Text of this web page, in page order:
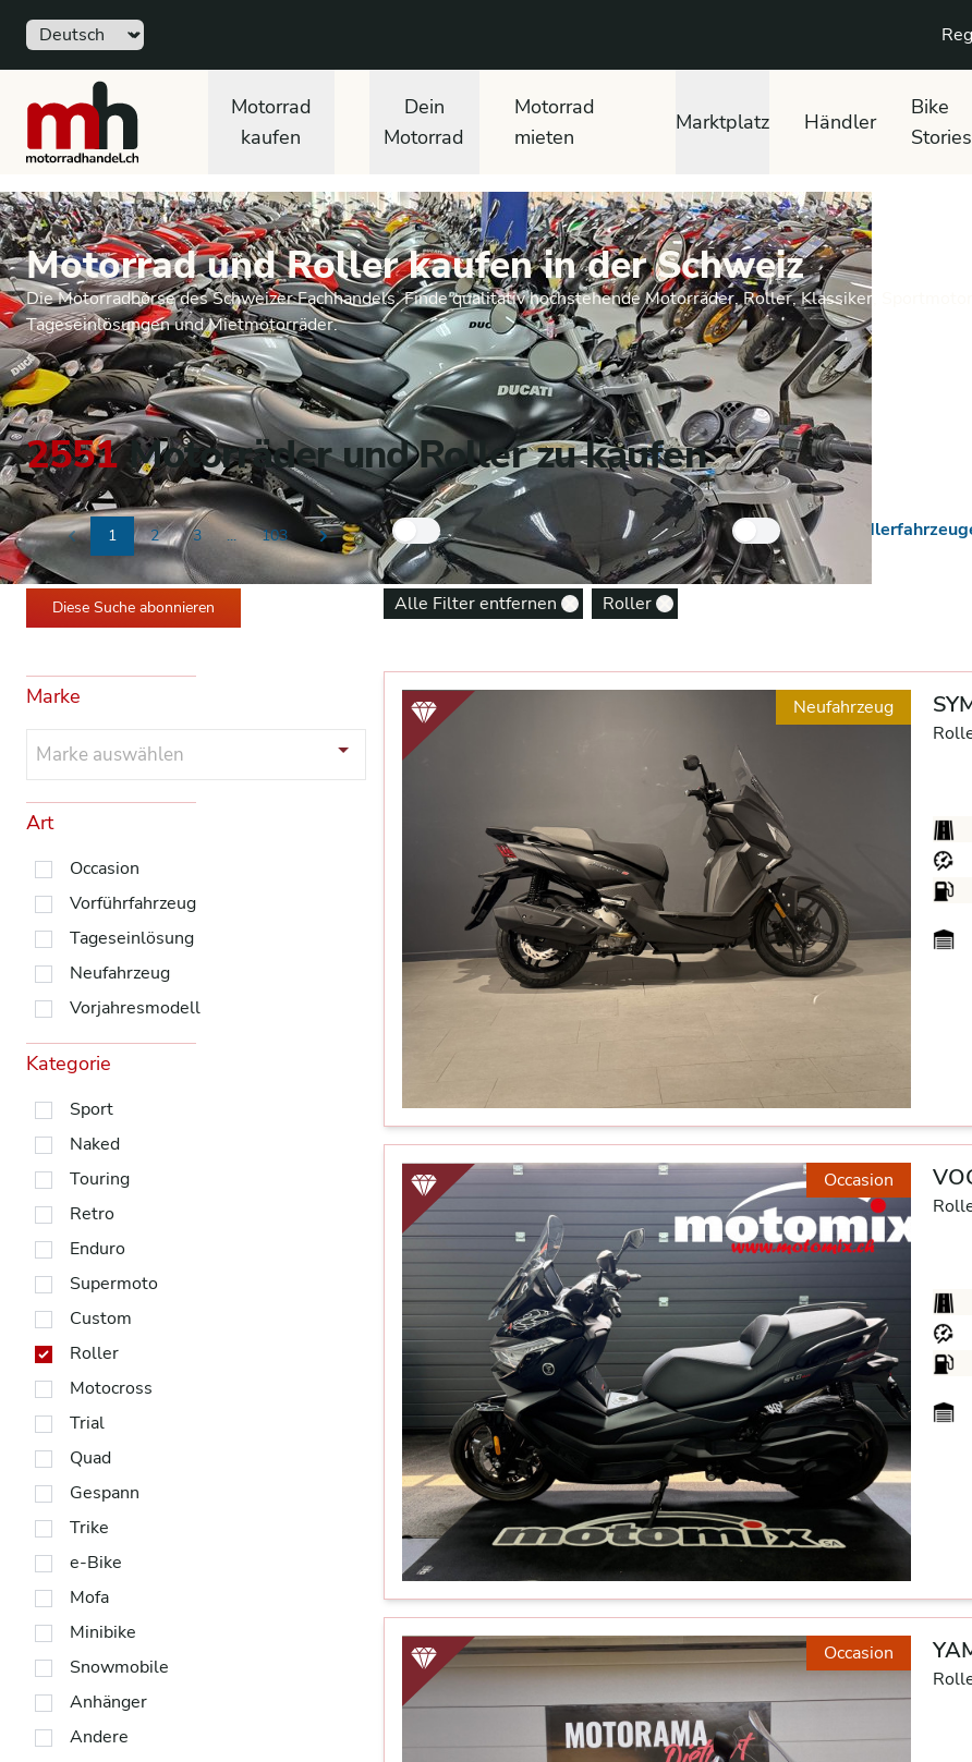
Sprache
motorradhandel.ch
Motorrad
kaufen
Dein
Motorrad
Motorrad
mieten
Marktplatz Händler
Bike
Stories
Motorrad und Roller kaufen in der Schweiz
Die Motorradbörse des Schweizer Fachhandels. Finde qualitativ hochstehende Motorräder, Roller, Klassiker,
Tageseinlösungen und Mietmotorräder.
2551Motorräder und Roller zu kaufen
Previous
1 2 3 ... 103 Next
Nur Neuzugänge Nur
Diese Suche abonnieren Alle Filter entfernen Remove option
Roller Remove option
Marke
Marke auswählen
Art
Occasion
Vorführfahrzeug
Tageseinlösung
Neufahrzeug
Vorjahresmodell
Kategorie
Sport
Naked
Touring
Retro
Enduro
Supermoto
Custom
Roller
Motocross
Trial
Quad
Gespann
Trike
e-Bike
Mofa
Minibike
Snowmobile
Anhänger
Andere
Neufahrzeug
Occasion
Occasion